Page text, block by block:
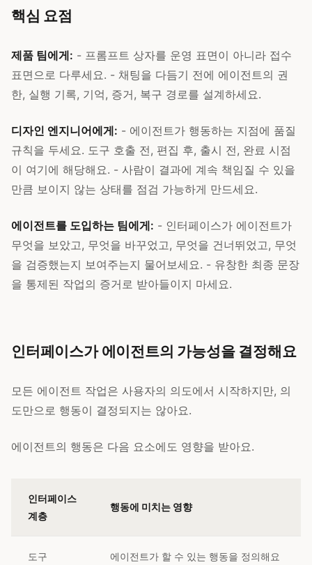
핵심 요점
제품 팀에게: - 프롬프트 상자를 운영 표면이 아니라 접수
표면으로 다루세요. - 채팅을 다듬기 전에 에이전트의 권
한, 실행 기록, 기억, 증거, 복구 경로를 설계하세요.
디자인 엔지니어에게: - 에이전트가 행동하는 지점에 품질
규칙을 두세요. 도구 호출 전, 편집 후, 출시 전, 완료 시점
이 여기에 해당해요. - 사람이 결과에 계속 책임질 수 있을
만큼 보이지 않는 상태를 점검 가능하게 만드세요.
에이전트를 도입하는 팀에게: - 인터페이스가 에이전트가
무엇을 보았고, 무엇을 바꾸었고, 무엇을 건너뛰었고, 무엇
을 검증했는지 보여주는지 물어보세요. - 유창한 최종 문장
을 통제된 작업의 증거로 받아들이지 마세요.
인터페이스가 에이전트의 가능성을 결정해요
모든 에이전트 작업은 사용자의 의도에서 시작하지만, 의
도만으로 행동이 결정되지는 않아요.
에이전트의 행동은 다음 요소에도 영향을 받아요.
인터페이스
계층
행동에 미치는 영향
도구 에이전트가 할 수 있는 행동을 정의해요